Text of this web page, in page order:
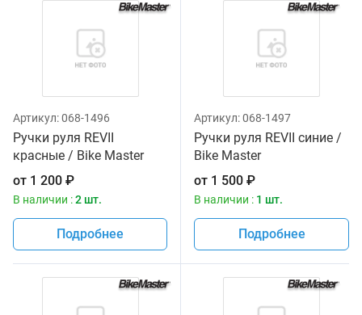
Артикул:068-1496
Ручки руля REVII
красные / Bike Master
от 1 200 ₽
В наличии :2 шт.
Подробнее
Артикул:068-1497
Ручки руля REVII синие /
Bike Master
от 1 500 ₽
В наличии : 1 шт.
Подробнее